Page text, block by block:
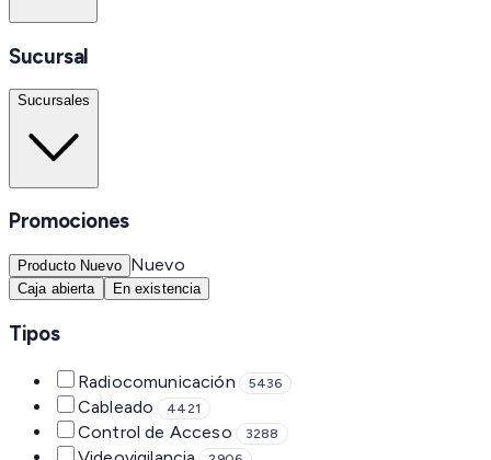
Sucursal
Sucursales
Promociones
Producto Nuevo Nuevo
Caja abierta En existencia
Tipos
Radiocomunicación 5436
Cableado 4421
Control de Acceso 3288